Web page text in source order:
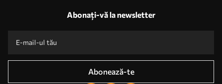
Abonați-vă la newsletter
Abonează-te